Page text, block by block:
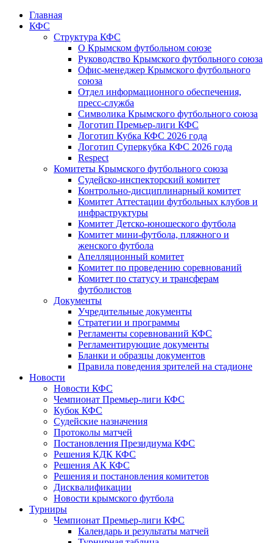
Главная
КФС
Структура КФС
О Крымском футбольном союзе
Руководство Крымского футбольного союза
Офис-менеджер Крымского футбольного
союза
Отдел информационного обеспечения,
пресс-служба
Символика Крымского футбольного союза
Логотип Премьер-лиги КФС
Логотип Кубка КФС 2026 года
Логотип Суперкубка КФС 2026 года
Respect
Комитеты Крымского футбольного союза
Судейско-инспекторский комитет
Контрольно-дисциплинарный комитет
Комитет Аттестации футбольных клубов и
инфраструктуры
Комитет Детско-юношеского футбола
Комитет мини-футбола, пляжного и
женского футбола
Апелляционный комитет
Комитет по проведению соревнований
Комитет по статусу и трансферам
футболистов
Документы
Учредительные документы
Стратегии и программы
Регламенты соревнований КФС
Регламентирующие документы
Бланки и образцы документов
Правила поведения зрителей на стадионе
Новости
Новости КФС
Чемпионат Премьер-лиги КФС
Кубок КФС
Судейские назначения
Протоколы матчей
Постановления Президиума КФС
Решения КДК КФС
Решения АК КФС
Решения и постановления комитетов
Дисквалификации
Новости крымского футбола
Турниры
Чемпионат Премьер-лиги КФС
Календарь и результаты матчей